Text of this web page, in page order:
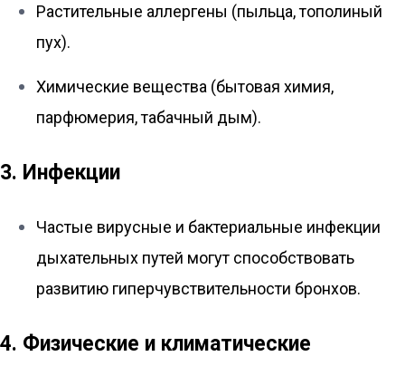
Растительные аллергены (пыльца, тополиный
пух).
Химические вещества (бытовая химия,
парфюмерия, табачный дым).
3. Инфекции
Частые вирусные и бактериальные инфекции
дыхательных путей могут способствовать
развитию гиперчувствительности бронхов.
4. Физические и климатические